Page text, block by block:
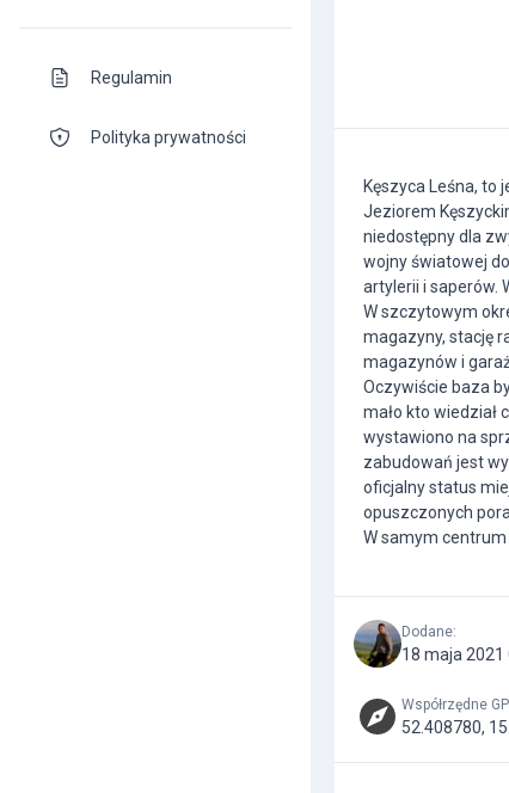
Regulamin
Polityka prywatności
Kęszyca Leśna, to
Jeziorem
niedostępny dla
wojny światowej
artylerii i saperów.
W szczytowym
magazyny, stację
magazynów i
Oczywiście baza
mało kto wiedział
wystawiono na
zabudowań jest
oficjalny status
opuszczonych
W samym
Dodane:
18 maja 2021
Współrzędne
52.408780,